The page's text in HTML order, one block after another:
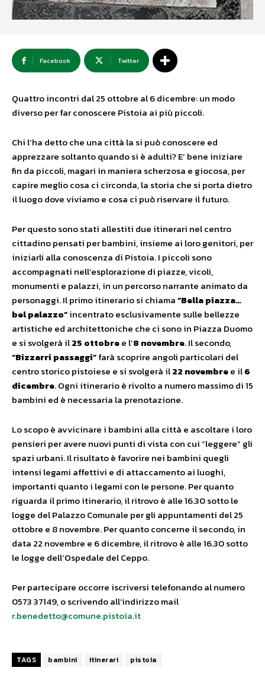
Facebook Twitter
Quattro incontri dal 25 ottobre al 6 dicembre: un modo
diverso per far conoscere Pistoia ai più piccoli.
Chi l’ha detto che una città la si può conoscere ed
apprezzare soltanto quando si è adulti? E’ bene iniziare
fin da piccoli, magari in maniera scherzosa e giocosa, per
capire meglio cosa ci circonda, la storia che si porta dietro
il luogo dove viviamo e cosa ci può riservare il futuro.
Per questo sono stati allestiti due itinerari nel centro
cittadino pensati per bambini, insieme ai loro genitori, per
iniziarli alla conoscenza di Pistoia. I piccoli sono
accompagnati nell’esplorazione di piazze, vicoli,
monumenti e palazzi, in un percorso narrante animato da
personaggi. Il primo itinerario si chiama“Bella piazza…
bel palazzo”incentrato esclusivamente sulle bellezze
artistiche ed architettoniche che ci sono in Piazza Duomo
e si svolgerà il25 ottobree l’8 novembre. Il secondo,
“Bizzarri passaggi”farà scoprire angoli particolari del
centro storico pistoiese e si svolgerà il22 novembree il6
dicembre. Ogni itinerario è rivolto a numero massimo di 15
bambini ed è necessaria la prenotazione.
Lo scopo è avvicinare i bambini alla città e ascoltare i loro
pensieri per avere nuovi punti di vista con cui “leggere” gli
spazi urbani. Il risultato è favorire nei bambini quegli
intensi legami affettivi e di attaccamento ai luoghi,
importanti quanto i legami con le persone. Per quanto
riguarda il primo itinerario, il ritrovo è alle 16.30 sotto le
logge del Palazzo Comunale per gli appuntamenti del 25
ottobre e 8 novembre. Per quanto concerne il secondo, in
data 22 novembre e 6 dicembre, il ritrovo è alle 16.30 sotto
le logge dell’Ospedale del Ceppo.
Per partecipare occorre iscriversi telefonando al numero
0573 37149, o scrivendo all’indirizzo mail
r.benedetto@comune.pistoia.it
TAGS bambini itinerari pistoia